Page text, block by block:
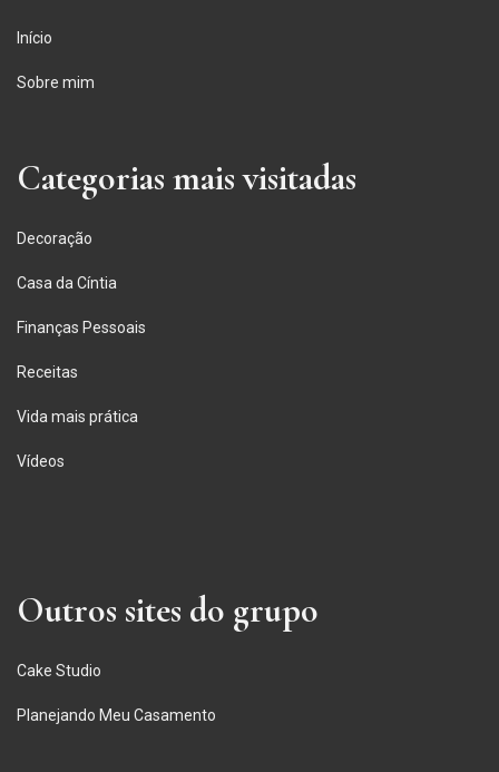
Início
Sobre mim
Categorias mais visitadas
Decoração
Casa da Cíntia
Finanças Pessoais
Receitas
Vida mais prática
Vídeos
Outros sites do grupo
Cake Studio
Planejando Meu Casamento